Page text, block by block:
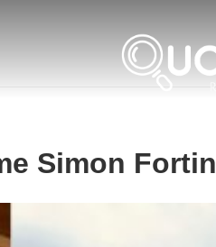
Simon Fortin